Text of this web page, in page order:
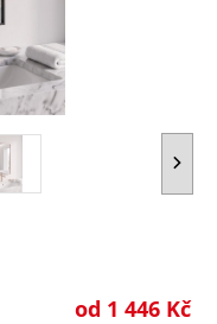
od 1 446 Kč